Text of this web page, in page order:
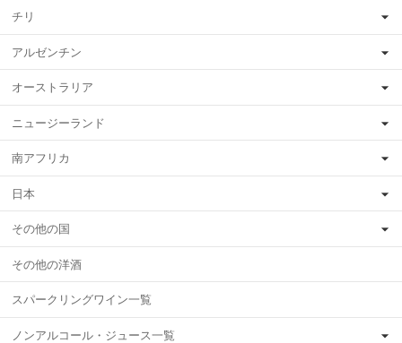
チリ
アルゼンチン
オーストラリア
ニュージーランド
南アフリカ
日本
その他の国
その他の洋酒
スパークリングワイン一覧
ノンアルコール・ジュース一覧